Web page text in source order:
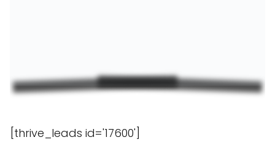
[thrive_leads id='17600']